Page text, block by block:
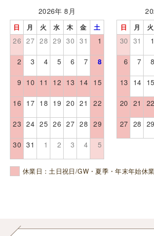
2026年 8月
日 月 火 水 木 金 土
26 27 28 29 30 31 1
2 3 4 5 6 7 8
9 10 11 12 13 14 15
16 17 18 19 20 21 22
23 24 25 26 27 28 29
30 31 1 2 3 4 5
日 月 火
30 31 1
6 7 8
13 14 15
20 21 22
27 28 29
休業日：土日祝日/GW・夏季・年末年始休業